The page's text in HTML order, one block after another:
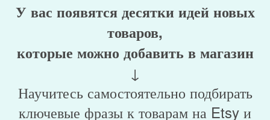
У вас появятся десятки идей новых
товаров,
которые можно добавить в магазин
↓
Научитесь самостоятельно подбирать
ключевые фразы к товарам на Etsy и